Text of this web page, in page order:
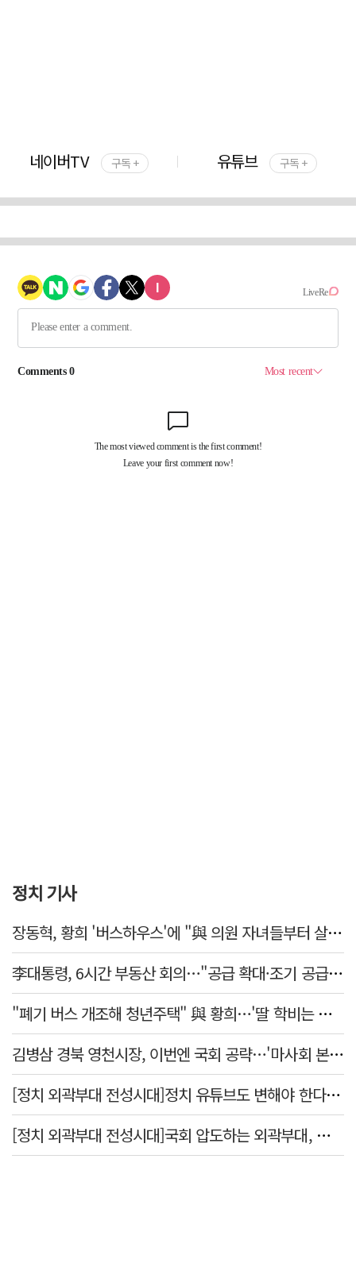
네이버TV 구독 + 유튜브 구독 +
정치 기사
장동혁, 황희 '버스하우스'에 "與 의원 자녀들부터 살아보면 어떨까?"
李대통령, 6시간 부동산 회의…"공급 확대·조기 공급 과감히 실천"
"폐기 버스 개조해 청년주택" 與 황희…'딸 학비는 年 4200만원'
김병삼 경북 영천시장, 이번엔 국회 공략…'마사회 본사 이전·광역교통망 확충' 요청
[정치 외곽부대 전성시대]정치 유튜브도 변해야 한다 "화합과 존중"
[정치 외곽부대 전성시대]국회 압도하는 외곽부대, 목소리 왜 커지나?